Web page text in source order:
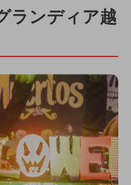
ランディア越